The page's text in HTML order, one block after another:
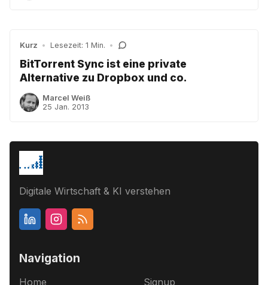
Kurz • Lesezeit: 1 Min. •
BitTorrent Sync ist eine private
Alternative zu Dropbox und co.
Marcel Weiß
25 Jan. 2013
Digitale Wirtschaft & KI verstehen
Navigation
Home Signup